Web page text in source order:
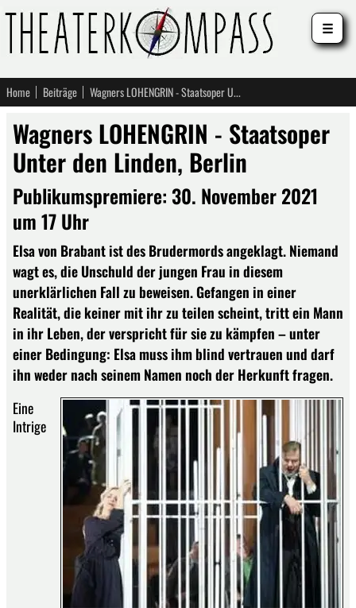
Home Beiträge Wagners LOHENGRIN - Staatsoper Unter den Linden, Berlin
Wagners LOHENGRIN - Staatsoper
Unter den Linden, Berlin
Publikumspremiere: 30. November 2021
um 17 Uhr
Elsa von Brabant ist des Brudermords angeklagt. Niemand
wagt es, die Unschuld der jungen Frau in diesem
unerklärlichen Fall zu beweisen. Gefangen in einer
Realität, die keiner mit ihr zu teilen scheint, tritt ein Mann
in ihr Leben, der verspricht für sie zu kämpfen – unter
einer Bedingung: Elsa muss ihm blind vertrauen und darf
ihn weder nach seinem Namen noch der Herkunft fragen.
Eine
Intrige
☰